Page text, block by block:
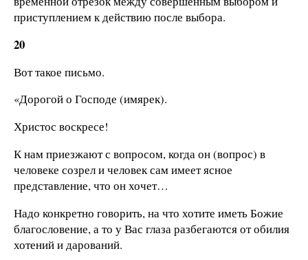
приступлением к действию после выбора.
20
Вот такое письмо.
«Дорогой о Господе (имярек).
Христос воскресе!
К нам приезжают с вопросом, когда он (вопрос) в
человеке созрел и человек сам имеет ясное
представление, что он хочет…
Надо конкретно говорить, на что хотите иметь Божие
благословение, а то у Вас глаза разбегаются от обилия
хотений и дарований.